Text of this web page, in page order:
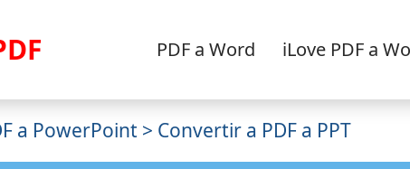
PDF a Word iLove PDF a
a PowerPoint > Convertir a PDF a PPT